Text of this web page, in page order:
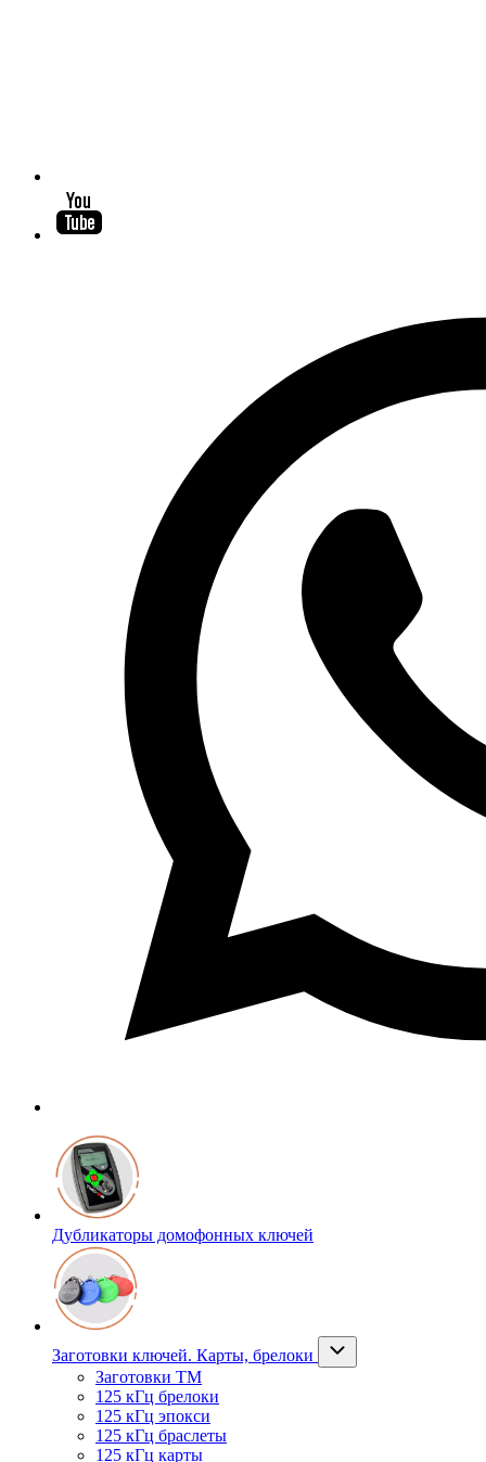
Дубликаторы домофонных ключей
Заготовки ключей. Карты, брелоки
Заготовки ТМ
125 кГц брелоки
125 кГц эпокси
125 кГц браслеты
125 кГц карты